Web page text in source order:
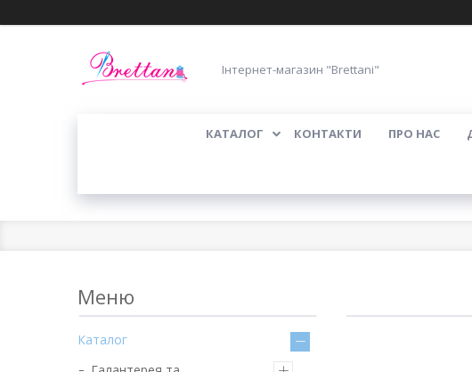
Інтернет-магазин "Brettani"
КАТАЛОГ КОНТАКТИ ПРО НАС
Каталог